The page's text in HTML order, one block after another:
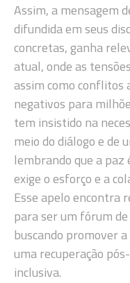
Assim, a mensagem
difundida em seus
concretas, ganha
atual, onde as
assim como conflitos
negativos para
tem insistido na
meio do diálogo e de
lembrando que a paz
exige o esforço e a
Esse apelo encontra
para ser um fórum
buscando promover
uma recuperação
inclusiva.